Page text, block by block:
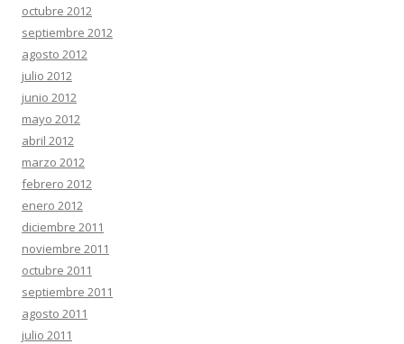
octubre 2012
septiembre 2012
agosto 2012
julio 2012
junio 2012
mayo 2012
abril 2012
marzo 2012
febrero 2012
enero 2012
diciembre 2011
noviembre 2011
octubre 2011
septiembre 2011
agosto 2011
julio 2011